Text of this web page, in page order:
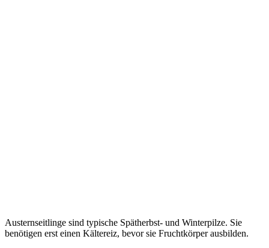
Austernseitlinge sind typische Spätherbst- und Winterpilze. Sie
benötigen erst einen Kältereiz, bevor sie Fruchtkörper ausbilden.